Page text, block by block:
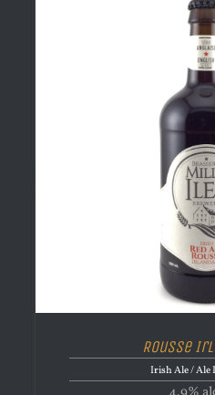
Rousse
Irish Ale / Ale